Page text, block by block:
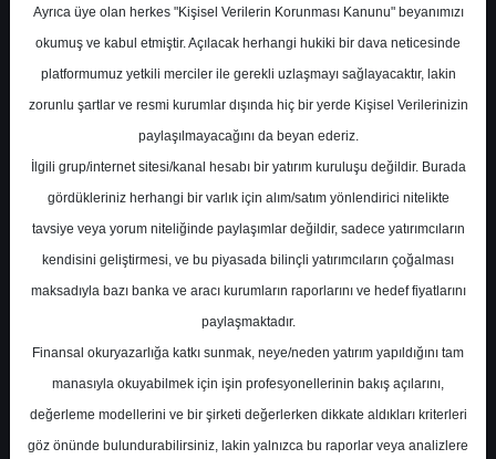
0 1
En Yüksek Tahmin
Ortalama Fiyat Tahmini
Ortalama Getiri Potansiyeli
Kurum Sayısı
Ayrıca üye olan herkes "Kişisel Verilerin Korunması Kanunu" beyanımızı
okumuş ve kabul etmiştir. Açılacak herhangi hukiki bir dava neticesinde
platformumuz yetkili merciler ile gerekli uzlaşmayı sağlayacaktır, lakin
zorunlu şartlar ve resmi kurumlar dışında hiç bir yerde Kişisel Verilerinizin
paylaşılmayacağını da beyan ederiz.
İlgili grup/internet sitesi/kanal hesabı bir yatırım kuruluşu değildir. Burada
gördükleriniz herhangi bir varlık için alım/satım yönlendirici nitelikte
tavsiye veya yorum niteliğinde paylaşımlar değildir, sadece yatırımcıların
kendisini geliştirmesi, ve bu piyasada bilinçli yatırımcıların çoğalması
maksadıyla bazı banka ve aracı kurumların raporlarını ve hedef fiyatlarını
paylaşmaktadır.
Finansal okuryazarlığa katkı sunmak, neye/neden yatırım yapıldığını tam
manasıyla okuyabilmek için işin profesyonellerinin bakış açılarını,
değerleme modellerini ve bir şirketi değerlerken dikkate aldıkları kriterleri
göz önünde bulundurabilirsiniz, lakin yalnızca bu raporlar veya analizlere